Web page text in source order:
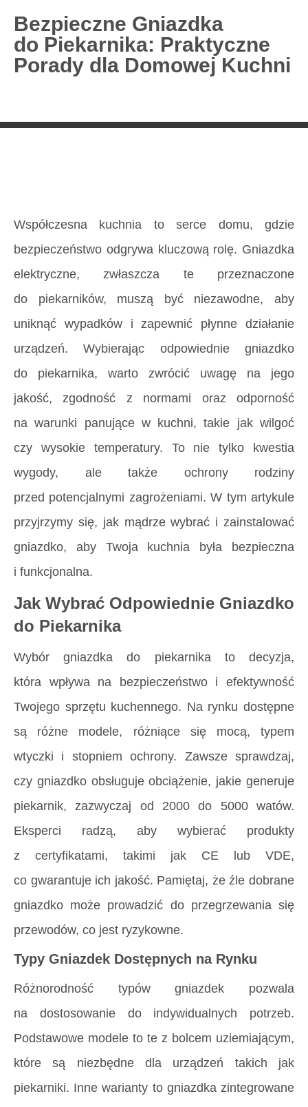
727 775 478
Poradnik
Bezpieczne Gniazdka
Bezpieczne Gniazdka
do Piekarnika: Praktyczne
Porady dla Domowej Kuchni
Współczesna kuchnia to serce domu, gdzie
bezpieczeństwo odgrywa kluczową rolę. Gniazdka
elektryczne, zwłaszcza te przeznaczone
do piekarników, muszą być niezawodne, aby
uniknąć wypadków i zapewnić płynne działanie
urządzeń. Wybierając odpowiednie gniazdko
do piekarnika, warto zwrócić uwagę na jego
jakość, zgodność z normami oraz odporność
na warunki panujące w kuchni, takie jak wilgoć
czy wysokie temperatury. To nie tylko kwestia
wygody, ale także ochrony rodziny
przed potencjalnymi zagrożeniami. W tym artykule
przyjrzymy się, jak mądrze wybrać i zainstalować
gniazdko, aby Twoja kuchnia była bezpieczna
i funkcjonalna.
Jak Wybrać Odpowiednie Gniazdko
do Piekarnika
Wybór gniazdka do piekarnika to decyzja,
która wpływa na bezpieczeństwo i efektywność
Twojego sprzętu kuchennego. Na rynku dostępne
są różne modele, różniące się mocą, typem
wtyczki i stopniem ochrony. Zawsze sprawdzaj,
czy gniazdko obsługuje obciążenie, jakie generuje
piekarnik, zazwyczaj od 2000 do 5000 watów.
Eksperci radzą, aby wybierać produkty
z certyfikatami, takimi jak CE lub VDE,
co gwarantuje ich jakość. Pamiętaj, że źle dobrane
gniazdko może prowadzić do przegrzewania się
przewodów, co jest ryzykowne.
Typy Gniazdek Dostępnych na Rynku
Różnorodność typów gniazdek pozwala
na dostosowanie do indywidualnych potrzeb.
Podstawowe modele to te z bolcem uziemiającym,
które są niezbędne dla urządzeń takich jak
piekarniki. Inne warianty to gniazdka zintegrowane